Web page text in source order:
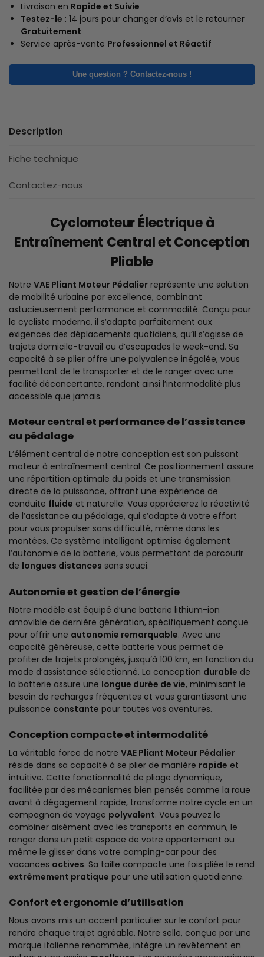
Livraison en Rapide et Suivie
Testez-le : 14 jours pour changer d’avis et le retourner
Gratuitement
Service après-vente Professionnel et Réactif
Une question ? Contactez-nous !
Description
Fiche technique
Contactez-nous
Cyclomoteur Électrique à
Entraînement Central et Conception
Pliable
Notre VAE Pliant Moteur Pédalier représente une solution
de mobilité urbaine par excellence, combinant
astucieusement performance et commodité. Conçu pour
le cycliste moderne, il s’adapte parfaitement aux
exigences des déplacements quotidiens, qu’il s’agisse de
trajets domicile-travail ou d’escapades le week-end. Sa
capacité à se plier offre une polyvalence inégalée, vous
permettant de le transporter et de le ranger avec une
facilité déconcertante, rendant ainsi l’intermodalité plus
accessible que jamais.
Moteur central et performance de l’assistance
au pédalage
L’élément central de notre conception est son puissant
moteur à entraînement central. Ce positionnement assure
une répartition optimale du poids et une transmission
directe de la puissance, offrant une expérience de
conduite fluide et naturelle. Vous apprécierez la réactivité
de l’assistance au pédalage, qui s’adapte à votre effort
pour vous propulser sans difficulté, même dans les
montées. Ce système intelligent optimise également
l’autonomie de la batterie, vous permettant de parcourir
de longues distances sans souci.
Autonomie et gestion de l’énergie
Notre modèle est équipé d’une batterie lithium-ion
amovible de dernière génération, spécifiquement conçue
pour offrir une autonomie remarquable. Avec une
capacité généreuse, cette batterie vous permet de
profiter de trajets prolongés, jusqu’à 100 km, en fonction du
mode d’assistance sélectionné. La conception durable de
la batterie assure une longue durée de vie, minimisant le
besoin de recharges fréquentes et vous garantissant une
puissance constante pour toutes vos aventures.
Conception compacte et intermodalité
La véritable force de notre VAE Pliant Moteur Pédalier
réside dans sa capacité à se plier de manière rapide et
intuitive. Cette fonctionnalité de pliage dynamique,
facilitée par des mécanismes bien pensés comme la roue
avant à dégagement rapide, transforme notre cycle en un
compagnon de voyage polyvalent. Vous pouvez le
combiner aisément avec les transports en commun, le
ranger dans un petit espace de votre appartement ou
même le glisser dans votre camping-car pour des
vacances actives. Sa taille compacte une fois pliée le rend
extrêmement pratique pour une utilisation quotidienne.
Confort et ergonomie d’utilisation
Nous avons mis un accent particulier sur le confort pour
rendre chaque trajet agréable. Notre selle, conçue par une
marque italienne renommée, intègre un revêtement en